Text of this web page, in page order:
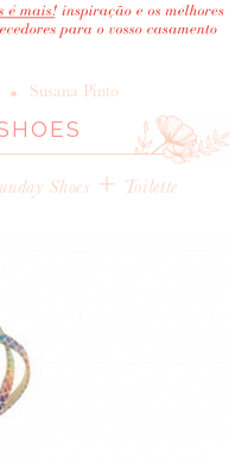
• Susana Pinto
Shoes + Toilette